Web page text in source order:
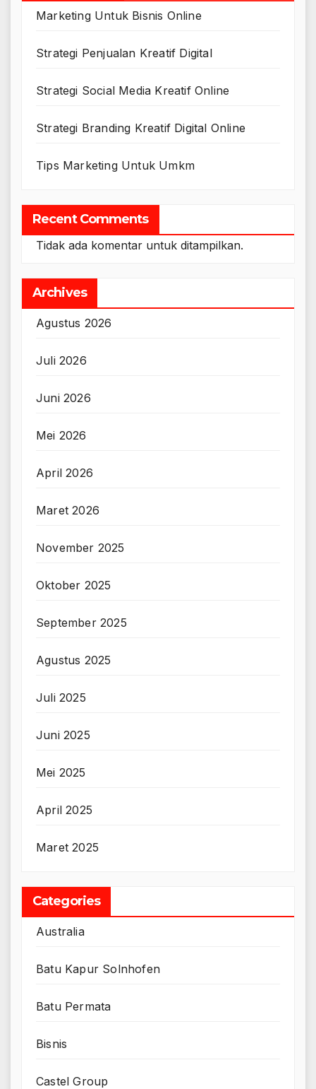
Marketing Untuk Bisnis Online
Strategi Penjualan Kreatif Digital
Strategi Social Media Kreatif Online
Strategi Branding Kreatif Digital Online
Tips Marketing Untuk Umkm
Recent Comments
Tidak ada komentar untuk ditampilkan.
Archives
Agustus 2026
Juli 2026
Juni 2026
Mei 2026
April 2026
Maret 2026
November 2025
Oktober 2025
September 2025
Agustus 2025
Juli 2025
Juni 2025
Mei 2025
April 2025
Maret 2025
Categories
Australia
Batu Kapur Solnhofen
Batu Permata
Bisnis
Castel Group